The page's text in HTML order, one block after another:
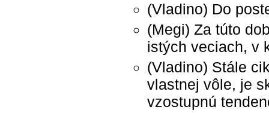
(Vladino) Do
(Megi) Za túto
istých veciach, v
(Vladino) Stále
vlastnej vôle, je
vzostupnú